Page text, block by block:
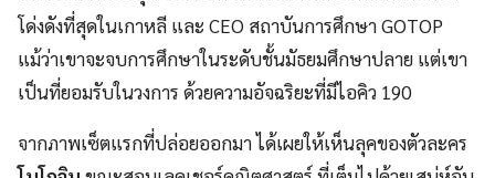
โด่งดังที่สุดในเกาหลี และ CEO สถาบันการศึกษา GOTOP
แม้ว่าเขาจะจบการศึกษาในระดับชั้นมัธยมศึกษาปลาย แต่เขา
เป็นที่ยอมรับในวงการ ด้วยความอัจฉริยะที่มีไอคิว 190
จากภาพเซ็ตแรกที่ปล่อยออกมา ได้เผยให้เห็นลุคของตัวละคร